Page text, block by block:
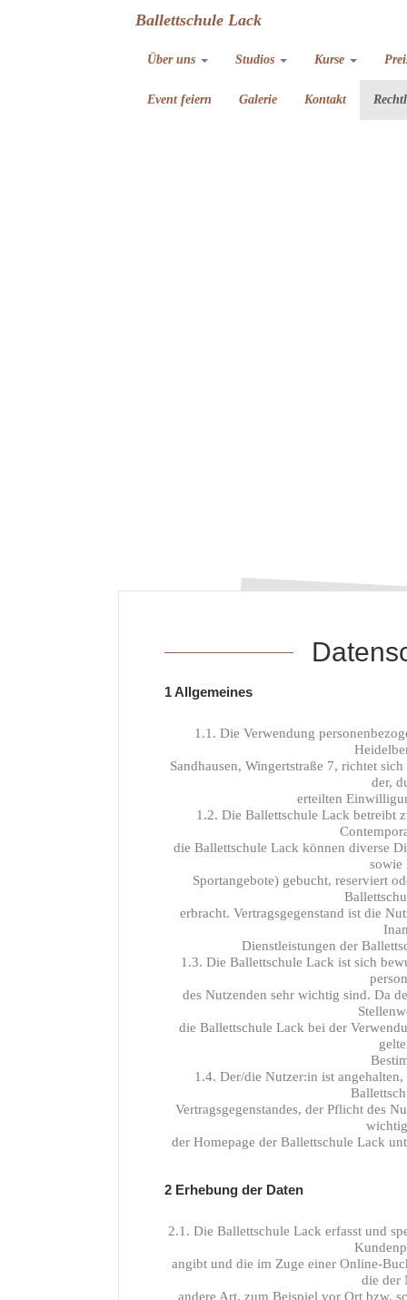
Ballettschule Lack
Über uns Studios Kurse
Event feiern Galerie Kontakt
1 Allgemeines
1.1. Die Verwendung
Sandhausen, Wingertstraße 7, richtet
der,
erteilten
1.2. Die Ballettschule Lack betreibt
die Ballettschule Lack können diverse
sowie
Sportangebote) gebucht, reserviert
erbracht. Vertragsgegenstand ist die
Dienstleistungen der
1.3. Die Ballettschule Lack ist sich
des Nutzenden sehr wichtig sind. Da
die Ballettschule Lack bei der
1.4. Der/die Nutzer:in ist
Vertragsgegenstandes, der Pflicht des
der Homepage der Ballettschule Lack
2 Erhebung der Daten
2.1. Die Ballettschule Lack erfasst und
angibt und die im Zuge einer Online-
die der
andere Art, zum Beispiel vor Ort bzw.